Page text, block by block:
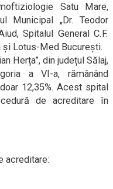
Satu Mare,
Municipal „Dr. Teodor
Spitalul General C.F.
și Lotus-Med București.
Herța”, din județul Sălaj,
a VI-a, rămânând
12,35%. Acest spital
de acreditare în
acreditare: